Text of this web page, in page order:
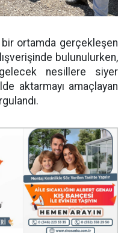
bir ortamda gerçekleşen
bulunulurken,
nesillere siyer
aktarmayı amaçlayan